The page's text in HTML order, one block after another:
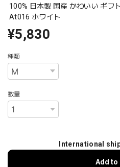
100% 日本製 国産 かわいい ギフ
At016 ホワイト
¥5,830
種類
数量
International
Add to